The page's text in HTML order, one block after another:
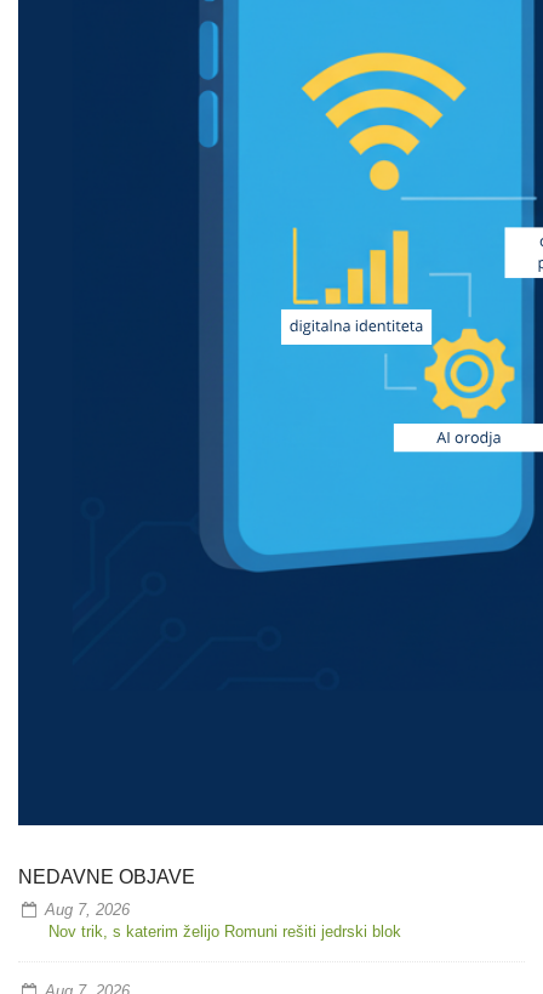
NEDAVNE OBJAVE
Aug 7, 2026
Nov trik, s katerim želijo Romuni rešiti jedrski blok